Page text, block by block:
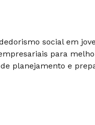
social em
para
planejamento e